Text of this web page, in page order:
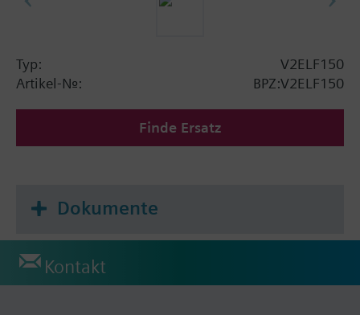
Typ:
V2ELF150
Artikel-Nr.:
BPZ:V2ELF150
Finde Ersatz
Dokumente
Kontakt